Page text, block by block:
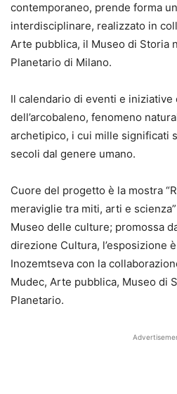
contemporaneo, prende forma
interdisciplinare, realizzato in
Arte pubblica, il Museo di Storia
Planetario di Milano.
Il calendario di eventi e iniziative
dell’arcobaleno, fenomeno
archetipico, i cui mille significati
secoli dal genere umano.
Cuore del progetto è la mostra
meraviglie tra miti, arti e
Museo delle culture; promossa
direzione Cultura, l’esposizione
Inozemtseva con la
Mudec, Arte pubblica, Museo di
Planetario.